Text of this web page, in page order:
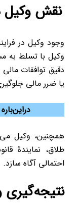
نقش وکیل
وجود وکیل در
وکیل با تسلط به
دقیق توافقات
یا ضرر مالی جل
همچنین، وکیل
طلاق، نمایندۀ
احتمالی آگاه سازد.